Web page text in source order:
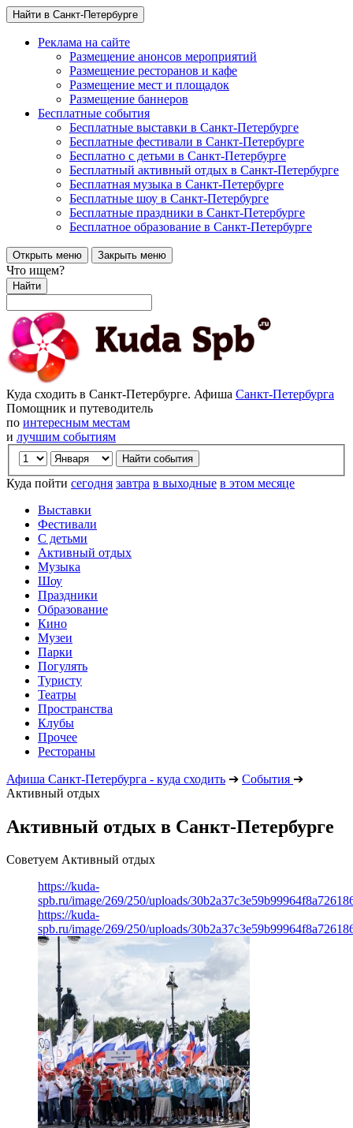
Найти в Санкт-Петербурге
Реклама на сайте
Размещение анонсов мероприятий
Размещение ресторанов и кафе
Размещение мест и площадок
Размещение баннеров
Бесплатные события
Бесплатные выставки в Санкт-Петербурге
Бесплатные фестивали в Санкт-Петербурге
Бесплатно с детьми в Санкт-Петербурге
Бесплатный активный отдых в Санкт-Петербурге
Бесплатная музыка в Санкт-Петербурге
Бесплатные шоу в Санкт-Петербурге
Бесплатные праздники в Санкт-Петербурге
Бесплатное образование в Санкт-Петербурге
Открыть меню Закрыть меню
Что ищем?
Найти
Куда сходить в Санкт-Петербурге. Афиша Санкт-Петербурга
Помощник и путеводитель
по интересным местам
и лучшим событиям
Куда пойти сегодня завтра в выходные в этом месяце
Выставки
Фестивали
С детьми
Активный отдых
Музыка
Шоу
Праздники
Образование
Кино
Музеи
Парки
Погулять
Туристу
Театры
Пространства
Клубы
Прочее
Рестораны
Афиша Санкт-Петербурга - куда сходить ➔ События ➔
Активный отдых
Активный отдых в Санкт-Петербурге
Советуем Активный отдых
https://kuda-
spb.ru/image/269/250/uploads/
https://kuda-
spb.ru/image/269/250/uploads/